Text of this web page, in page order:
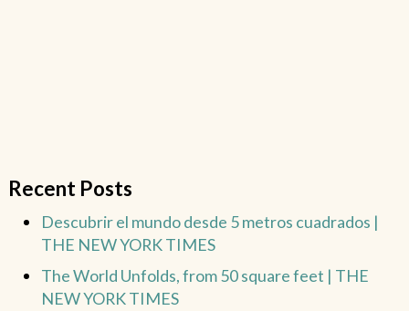
Recent Posts
Descubrir el mundo desde 5 metros cuadrados |
THE NEW YORK TIMES
The World Unfolds, from 50 square feet | THE
NEW YORK TIMES